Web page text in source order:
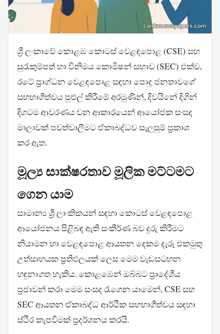
ශ්‍රී ලංකාවේ කොළඹ කොටස් වෙළඳපොළ (CSE) සහ
සුරැකුම්පත් හා විනිමය කොමිෂන් සභාව (SEC) එක්ව,
රටේ ප්‍රාග්ධන වෙළඳපොළ සඳහා පොදු ජනතාවගේ
සහභාගීත්වය පුළුල් කිරීමේ අරමුණින්, දිවයිනේ දිගින්
දිගටම ආවරණය වන ආකාරයෙන් ආයෝජක සංසද
මාලාවක් පවත්වාලීමට ඒකාබද්ධව සැලසුම් ප්‍රකාශ
කර ඇත.
මූල්‍ය සාක්ෂරතාව මූලික මට්ටමට
ගෙන යාම
සාමාන්‍ය ශ්‍රී ලාංකිකයන් සඳහා කොටස් වෙළඳපොළ
ආයෝජනය පිළිබඳ ඇති සංකීර්ණ බව දුරු කිරීමට
නියාමන හා වෙළඳපොළ ආයතන දෙකම දැරූ එකමුතු
උත්සාහයක ප්‍රතිඵලයක් ලෙස මෙම වැඩසටහන
හඳුනාගත හැකිය. කොළඹෙන් ඔබ්බට ප්‍රාදේශීය
ප්‍රජාවන් කරා මෙම සංසද රැගෙන යාමෙන්, CSE සහ
SEC ආයතන ඒකාබද්ධ ආර්ථික සහභාගීත්වය සඳහා
ස්ථිර කැපවීමක් ප්‍රදර්ශනය කරයි.